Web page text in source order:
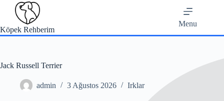
content
Köpek Rehberim
Menu
Jack Russell Terrier
admin 3 Ağustos 2026 Irklar